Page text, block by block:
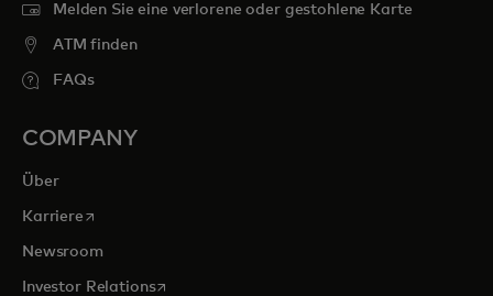
Melden Sie eine verlorene oder gestohlene Karte
ATM finden
FAQs
COMPANY
Über
Karrierewird in einer neuen Registerkarte geöffnet
Newsroom
Investor Relationswird in einer neuen Registerkarte geöffnet